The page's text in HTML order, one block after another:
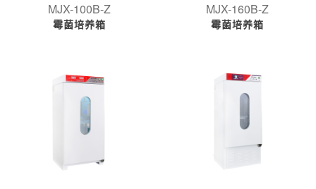
MJX-100B-Z
霉菌培养箱
MJX-160B-Z
霉菌培养箱